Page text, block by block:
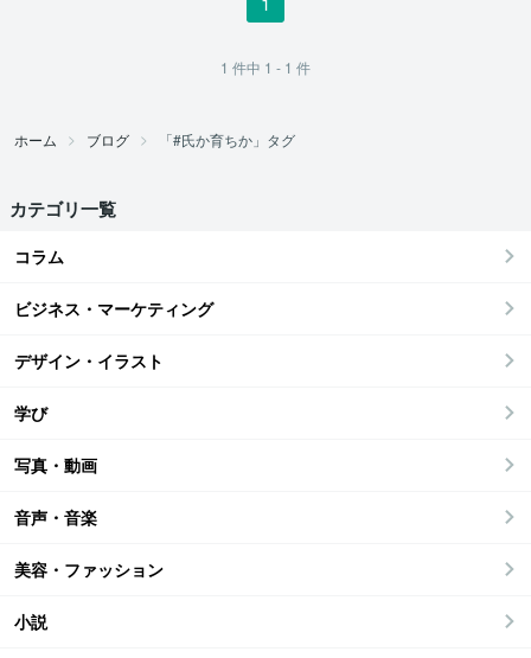
1 件中 1 - 1 件
ホーム ブログ 「#氏か育ちか」タグ
カテゴリ一覧
コラム
ビジネス・マーケティング
デザイン・イラスト
学び
写真・動画
音声・音楽
美容・ファッション
小説